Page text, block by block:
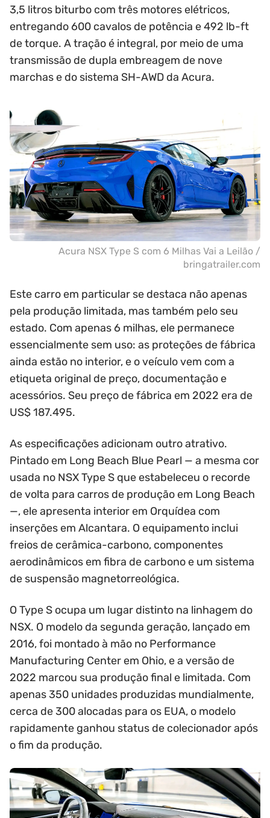
3,5 litros biturbo com três motores elétricos,
entregando 600 cavalos de potência e 492 lb-ft
de torque. A tração é integral, por meio de uma
transmissão de dupla embreagem de nove
marchas e do sistema SH-AWD da Acura.
Acura NSX Type S com 6 Milhas Vai a Leilão /
bringatrailer.com
Este carro em particular se destaca não apenas
pela produção limitada, mas também pelo seu
estado. Com apenas 6 milhas, ele permanece
essencialmente sem uso: as proteções de fábrica
ainda estão no interior, e o veículo vem com a
etiqueta original de preço, documentação e
acessórios. Seu preço de fábrica em 2022 era de
US$ 187.495.
As especificações adicionam outro atrativo.
Pintado em Long Beach Blue Pearl — a mesma cor
usada no NSX Type S que estabeleceu o recorde
de volta para carros de produção em Long Beach
—, ele apresenta interior em Orquídea com
inserções em Alcantara. O equipamento inclui
freios de cerâmica-carbono, componentes
aerodinâmicos em fibra de carbono e um sistema
de suspensão magnetorreológica.
O Type S ocupa um lugar distinto na linhagem do
NSX. O modelo da segunda geração, lançado em
2016, foi montado à mão no Performance
Manufacturing Center em Ohio, e a versão de
2022 marcou sua produção final e limitada. Com
apenas 350 unidades produzidas mundialmente,
cerca de 300 alocadas para os EUA, o modelo
rapidamente ganhou status de colecionador após
o fim da produção.